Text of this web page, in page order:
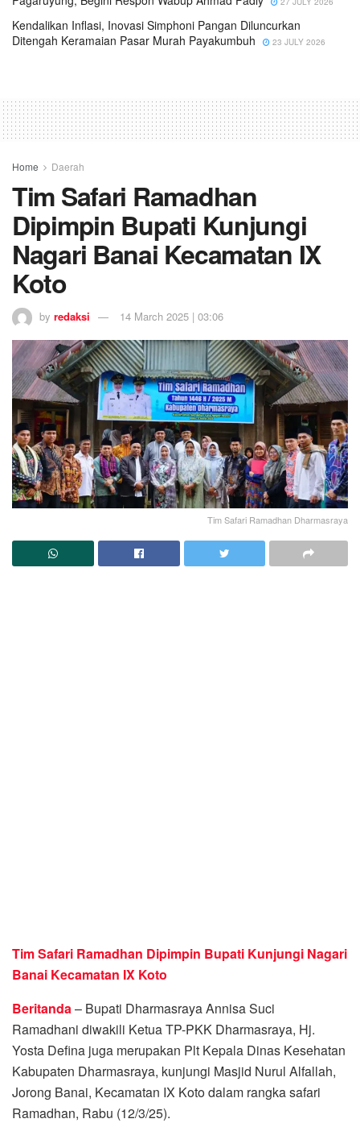
Kendalikan Inflasi, Inovasi Simphoni Pangan Diluncurkan
Ditengah Keramaian Pasar Murah Payakumbuh
23 JULY 2026
Home Daerah
Tim Safari Ramadhan
Dipimpin Bupati Kunjungi
Nagari Banai Kecamatan IX
Koto
by redaksi 14 March 2025 | 03:06
Tim Safari Ramadhan Dharmasraya
Tim Safari Ramadhan Dipimpin Bupati Kunjungi Nagari
Banai Kecamatan IX Koto
Beritanda– Bupati Dharmasraya Annisa Suci
Ramadhani diwakili Ketua TP-PKK Dharmasraya, Hj.
Yosta Defina juga merupakan Plt Kepala Dinas Kesehatan
Kabupaten Dharmasraya, kunjungi Masjid Nurul Alfallah,
Jorong Banai, Kecamatan IX Koto dalam rangka safari
Ramadhan, Rabu (12/3/25).